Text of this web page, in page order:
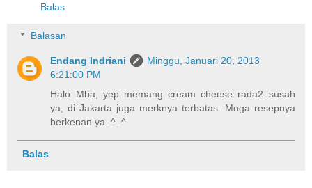
Balas
Balasan
Endang Indriani
Minggu, Januari 20, 2013
6:21:00 PM
Halo Mba, yep memang cream cheese rada2 susah
ya, di Jakarta juga merknya terbatas. Moga resepnya
berkenan ya. ^_^
Balas